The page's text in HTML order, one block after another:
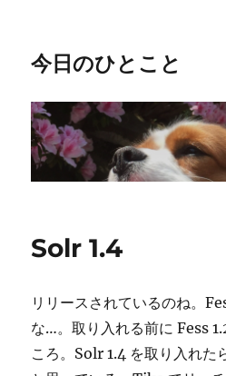
今日のひとこと
Solr 1.4
リリースされているのね。
な…。取り入れる前に Fess
ころ。Solr 1.4 を取り入れた